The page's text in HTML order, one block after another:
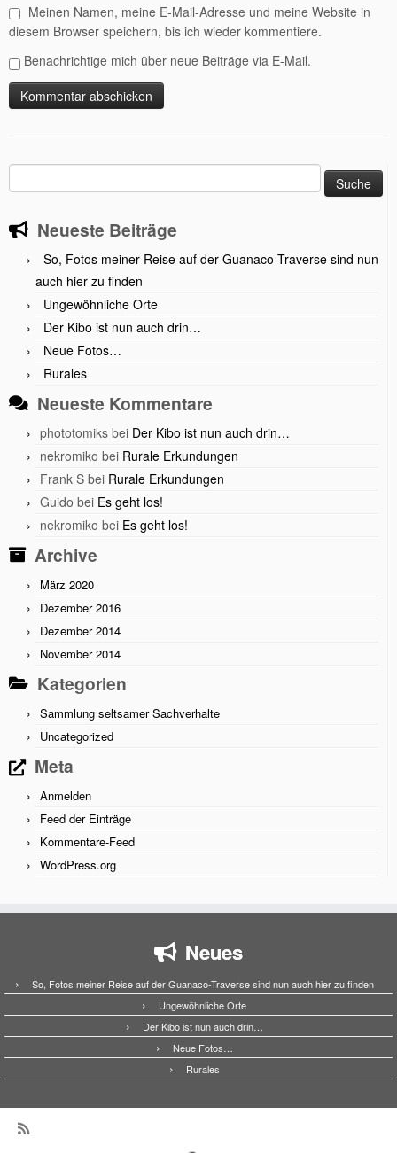
Meinen Namen, meine E-Mail-Adresse und meine Website in
diesem Browser speichern, bis ich wieder kommentiere.
Benachrichtige mich über neue Beiträge via E-Mail.
nach:
Neueste Beiträge
So, Fotos meiner Reise auf der Guanaco-Traverse sind nun
auch hier zu finden
Ungewöhnliche Orte
Der Kibo ist nun auch drin…
Neue Fotos…
Rurales
Neueste Kommentare
phototomiks bei Der Kibo ist nun auch drin…
nekromiko bei Rurale Erkundungen
Frank S bei Rurale Erkundungen
Guido bei Es geht los!
nekromiko bei Es geht los!
Archive
März 2020
Dezember 2016
Dezember 2014
November 2014
Kategorien
Sammlung seltsamer Sachverhalte
Uncategorized
Meta
Anmelden
Feed der Einträge
Kommentare-Feed
WordPress.org
Neues
So, Fotos meiner Reise auf der Guanaco-Traverse sind nun auch hier zu finden
Ungewöhnliche Orte
Der Kibo ist nun auch drin…
Neue Fotos…
Rurales